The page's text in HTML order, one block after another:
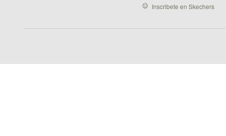
Inscribete en Skechers